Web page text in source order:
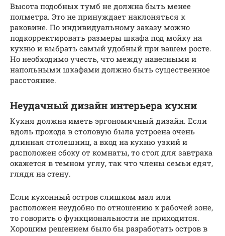
Высота подобных тумб не должна быть менее
полметра. Это не принуждает наклоняться к
раковине. По индивидуальному заказу можно
подкорректировать размеры шкафа под мойку на
кухню и выбрать самый удобный при вашем росте.
Но необходимо учесть, что между навесными и
напольными шкафами должно быть существенное
расстояние.
Неудачный дизайн интерьера кухни
Кухня должна иметь эргономичный дизайн. Если
вдоль прохода в столовую была устроена очень
длинная столешниц, а вход на кухню узкий и
расположен сбоку от комнаты, то стол для завтрака
окажется в темном углу, так что члены семьи едят,
глядя на стену.
Если кухонный остров слишком мал или
расположен неудобно по отношению к рабочей зоне,
то говорить о функциональности не приходится.
Хорошим решением было бы разработать остров в